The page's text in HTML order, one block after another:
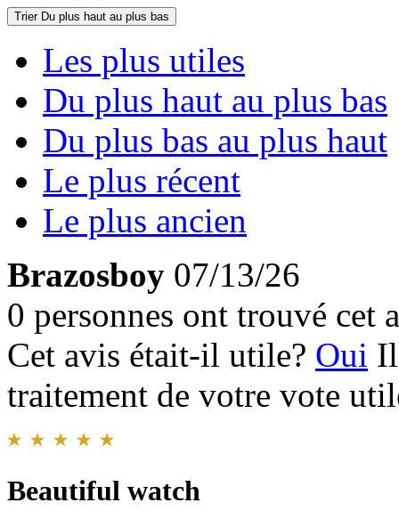
Trier Du plus haut au plus bas
Les plus utiles
Du plus haut au plus bas
Du plus bas au plus haut
Le plus récent
Le plus ancien
Brazosboy 07/13/26
0 personnes ont trouvé cet
Cet avis était-il utile? Oui
traitement de votre vote
Beautiful watch